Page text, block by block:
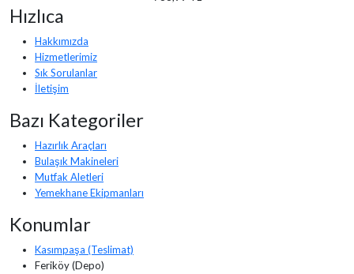
Hızlıca
Hakkımızda
Hizmetlerimiz
Sık Sorulanlar
İletişim
Bazı Kategoriler
Hazırlık Araçları
Bulaşık Makineleri
Mutfak Aletleri
Yemekhane Ekipmanları
Konumlar
Kasımpaşa (Teslimat)
Feriköy (Depo)